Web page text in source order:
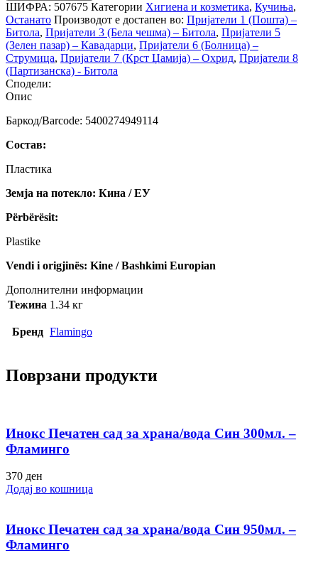
ШИФРА: 507675 Категории Хигиена и козметика, Кучиња,
Останато Производот е достапен во: Пријатели 1 (Пошта) –
Битола, Пријатели 3 (Бела чешма) – Битола, Пријатели 5
(Зелен пазар) – Кавадарци, Пријатели 6 (Болница) –
Струмица, Пријатели 7 (Крст Џамија) – Охрид, Пријатели 8
(Партизанска) - Битола
Сподели:
Опис
Баркод/Barcode: 5400274949114
Состав:
Пластика
Земја на потекло: Кина / ЕУ
Përbërësit:
Plastike
Vendi i origjinës: Kine / Bashkimi Europian
Дополнителни информации
Тежина 1.34 кг
Бренд Flamingo
Поврзани продукти
Инокс Печатен сад за храна/вода Син 300мл. –
Фламинго
370 ден
Додај во кошница
Инокс Печатен сад за храна/вода Син 950мл. –
Фламинго